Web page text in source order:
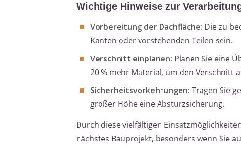
Wichtige Hinweise zur
Vorbereitung der Dachfläche: Die zu
Kanten oder vorstehenden Teilen sein.
Verschnitt einplanen: Planen Sie eine
20 % mehr Material, um den Verschnitt
Sicherheitsvorkehrungen: Tragen Sie
großer Höhe eine Absturzsicherung.
Durch diese vielfältigen
nächstes Bauprojekt, besonders wenn Sie